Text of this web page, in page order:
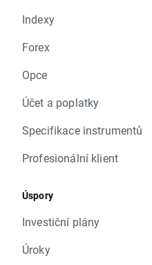
Indexy
Forex
Opce
Účet a poplatky
Specifikace instrumentů
Profesionální klient
Úspory
Investiční plány
Úroky